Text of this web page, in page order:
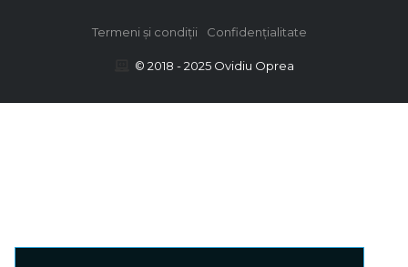
© 2018 - 2025 Ovidiu Oprea
Termeni și condiții Confidențialitate